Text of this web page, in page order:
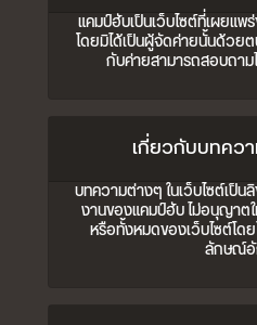
แคมป์ฮับเป็นเว็บไซต์ที่เผยแ
โดยมิได้เป็นผู้จัดค่ายนั้นด้วย
กับค่ายสามารถสอบถา
เกี่ยวกับบทคว
บทความต่างๆ ในเว็บไซต์เป็
งานของแคมป์ฮับ ไม่อนุญา
หรือทั้งหมดของเว็บไซต์โด
ลักษณ์